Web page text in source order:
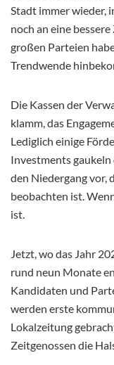
Stadt immer wieder,
noch an eine
großen Parteien
Trendwende
Die Kassen der
klamm, das
Lediglich einige
Investments
den Niedergang vor,
beobachten ist.
ist.
Jetzt, wo das Jahr
rund neun Monate
Kandidaten und
werden erste
Lokalzeitung
Zeitgenossen die